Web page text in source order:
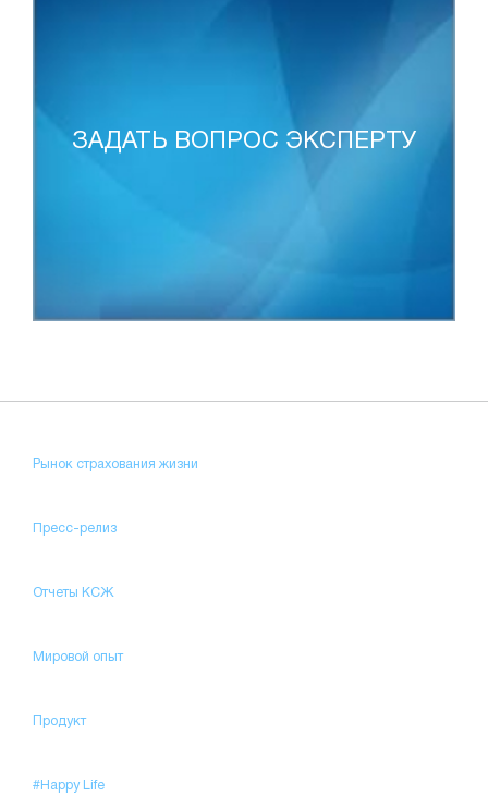
ЗАДАТЬ ВОПРОС ЭКСПЕРТУ
Рынок страхования жизни
Пресс-релиз
Отчеты КСЖ
Мировой опыт
Продукт
#Happy Life